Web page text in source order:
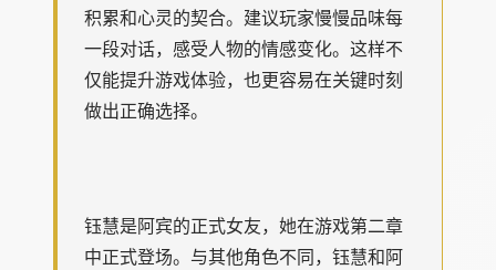
积累和心灵的契合。建议玩家慢慢品味每
一段对话，感受人物的情感变化。这样不
仅能提升游戏体验，也更容易在关键时刻
做出正确选择。
钰慧是阿宾的正式女友，她在游戏第二章
中正式登场。与其他角色不同，钰慧和阿